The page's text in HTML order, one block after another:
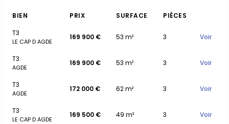
BIEN PRIX SURFACE
PIÈCES
T3
LE CAP D AGDE
169 900 € 53 m² 3 Voir
T3
AGDE
169 900 € 53 m² 3 Voir
T3
AGDE
172 000 € 62 m² 3 Voir
T3
LE CAP D AGDE
169 500 € 49 m² 3 Voir